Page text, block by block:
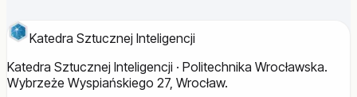
Katedra Sztucznej Inteligencji
Katedra Sztucznej Inteligencji · Politechnika Wrocławska.
Wybrzeże Wyspiańskiego 27, Wrocław.